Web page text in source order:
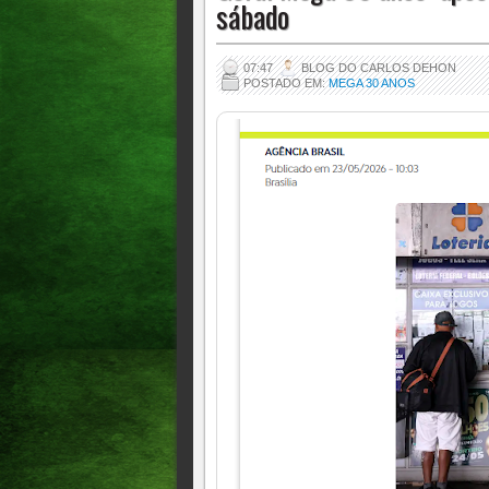
sábado
07:47
BLOG DO CARLOS DEHON
POSTADO EM:MEGA 30 ANOS